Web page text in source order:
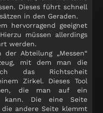
Dieses führt schnell
in den Geraden.
hervorragend geeignet
müssen allerdings
werden.
Abteilung „Messen“
mit dem man die
das Richtscheit
Zirkel. Dieses Tool
die man auf ein
kann. Die eine Seite
andere Seite klemmt